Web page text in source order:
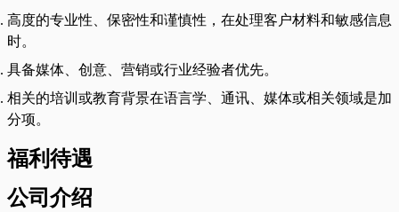
高度的专业性、保密性和谨慎性，在处理客户材料和敏感信息
时。
具备媒体、创意、营销或行业经验者优先。
相关的培训或教育背景在语言学、通讯、媒体或相关领域是加
分项。
福利待遇
公司介绍